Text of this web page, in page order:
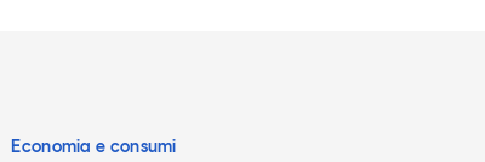
Economia e consumi